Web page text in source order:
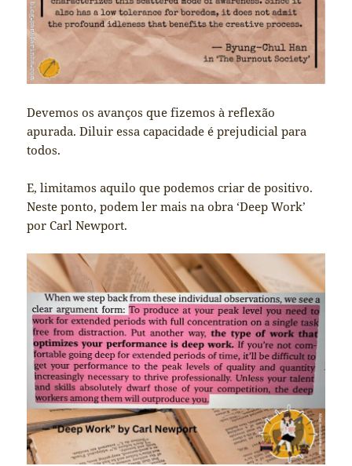
Devemos os avanços que fizemos à reflexão
apurada. Diluir essa capacidade é prejudicial para
todos.
E, limitamos aquilo que podemos criar de positivo.
Neste ponto, podem ler mais na obra ‘Deep Work’
por Carl Newport.